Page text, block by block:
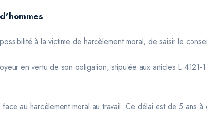
à la victime de harcèlement moral, de saisir le
en vertu de son obligation, stipulée aux articles
au harcèlement moral au travail. Ce délai est de 5 ans